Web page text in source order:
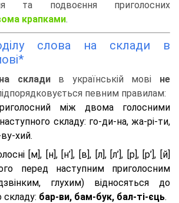
та подвоєння приголосних
крапками.
слова на склади в
складив українській мові не
певним правилам:
між двома голосними
складу: го-ди-на, жа-рі-ти,
хий.
[м], [н], [н’], [в], [л], [л’], [р], [р’], [й]
перед наступним приголосним
глухим) відносяться до
складу: бар-ви, бам-бук, бал-ті-єць.